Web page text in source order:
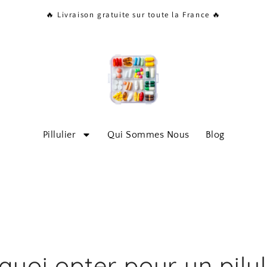
🔥 Livraison gratuite sur toute la France 🔥
Pillulier Qui Sommes Nous Blog